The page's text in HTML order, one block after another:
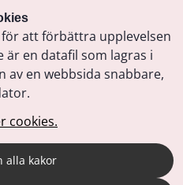
att förbättra upplevelsen
är en datafil som lagras i
av en webbsida snabbare,
cookies.
alla kakor